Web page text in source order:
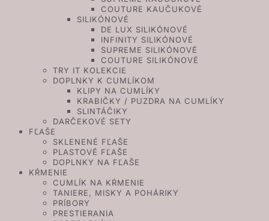
COUTURE KAUČUKOVÉ
SILIKÓNOVÉ
DE LUX SILIKÓNOVÉ
INFINITY SILIKÓNOVÉ
SUPREME SILIKÓNOVÉ
COUTURE SILIKÓNOVÉ
TRY IT KOLEKCIE
DOPLNKY K CUMLÍKOM
KLIPY NA CUMLÍKY
KRABIČKY / PUZDRA NA CUMLÍKY
SLINTÁČIKY
DARČEKOVÉ SETY
FĽAŠE
SKLENENÉ FĽAŠE
PLASTOVÉ FĽAŠE
DOPLNKY NA FĽAŠE
KŔMENIE
CUMLÍK NA KŔMENIE
TANIERE, MISKY A POHÁRIKY
PRÍBORY
PRESTIERANIA